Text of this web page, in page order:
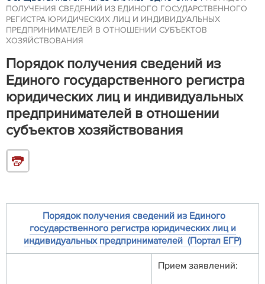
ПОЛУЧЕНИЯ СВЕДЕНИЙ ИЗ ЕДИНОГО ГОСУДАРСТВЕННОГО
РЕГИСТРА ЮРИДИЧЕСКИХ ЛИЦ И ИНДИВИДУАЛЬНЫХ
ПРЕДПРИНИМАТЕЛЕЙ В ОТНОШЕНИИ СУБЪЕКТОВ
ХОЗЯЙСТВОВАНИЯ
Порядок получения сведений из
Единого государственного регистра
юридических лиц и индивидуальных
предпринимателей в отношении
субъектов хозяйствования
Порядок получения сведений из Единого
государственного регистра юридических лиц и
индивидуальных предпринимателей (Портал ЕГР)
Прием заявлений: